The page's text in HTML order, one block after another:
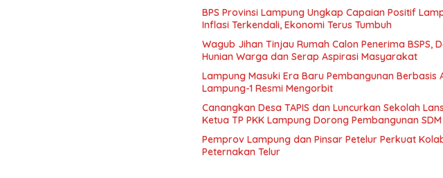
BPS Provinsi Lampung Ungkap Capaian Positif
Inflasi Terkendali, Ekonomi Terus Tumbuh
Wagub Jihan Tinjau Rumah Calon Penerima BSPS,
Hunian Warga dan Serap Aspirasi Masyarakat
Lampung Masuki Era Baru Pembangunan Berbasis
Lampung-1 Resmi Mengorbit
Canangkan Desa TAPIS dan Luncurkan Sekolah
Ketua TP PKK Lampung Dorong Pembangunan
Pemprov Lampung dan Pinsar Petelur Perkuat
Peternakan Telur